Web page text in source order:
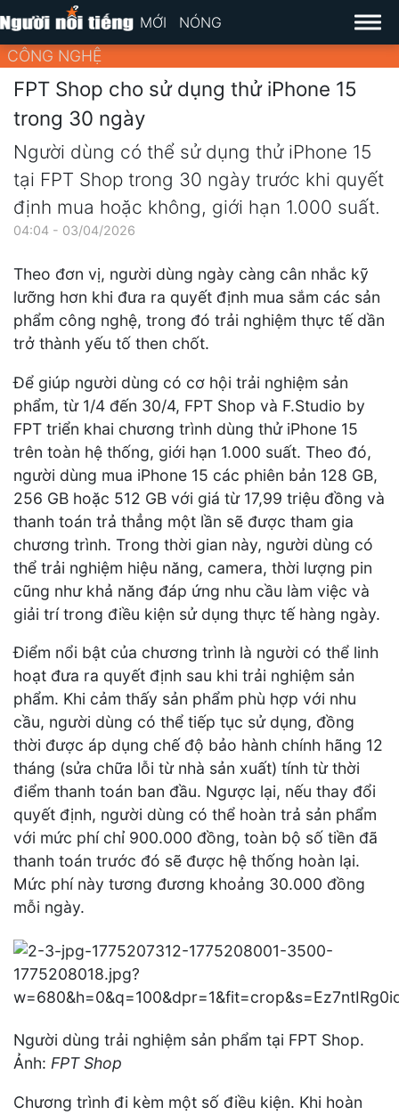
MỚI NÓNG
CÔNG NGHỆ
FPT Shop cho sử dụng thử iPhone 15
trong 30 ngày
Người dùng có thể sử dụng thử iPhone 15
tại FPT Shop trong 30 ngày trước khi quyết
định mua hoặc không, giới hạn 1.000 suất.
04:04 - 03/04/2026
Theo đơn vị, người dùng ngày càng cân nhắc kỹ
lưỡng hơn khi đưa ra quyết định mua sắm các sản
phẩm công nghệ, trong đó trải nghiệm thực tế dần
trở thành yếu tố then chốt.
Để giúp người dùng có cơ hội trải nghiệm sản
phẩm, từ 1/4 đến 30/4, FPT Shop và F.Studio by
FPT triển khai chương trình dùng thử iPhone 15
trên toàn hệ thống, giới hạn 1.000 suất. Theo đó,
người dùng mua iPhone 15 các phiên bản 128 GB,
256 GB hoặc 512 GB với giá từ 17,99 triệu đồng và
thanh toán trả thẳng một lần sẽ được tham gia
chương trình. Trong thời gian này, người dùng có
thể trải nghiệm hiệu năng, camera, thời lượng pin
cũng như khả năng đáp ứng nhu cầu làm việc và
giải trí trong điều kiện sử dụng thực tế hàng ngày.
Điểm nổi bật của chương trình là người có thể linh
hoạt đưa ra quyết định sau khi trải nghiệm sản
phẩm. Khi cảm thấy sản phẩm phù hợp với nhu
cầu, người dùng có thể tiếp tục sử dụng, đồng
thời được áp dụng chế độ bảo hành chính hãng 12
tháng (sửa chữa lỗi từ nhà sản xuất) tính từ thời
điểm thanh toán ban đầu. Ngược lại, nếu thay đổi
quyết định, người dùng có thể hoàn trả sản phẩm
với mức phí chỉ 900.000 đồng, toàn bộ số tiền đã
thanh toán trước đó sẽ được hệ thống hoàn lại.
Mức phí này tương đương khoảng 30.000 đồng
mỗi ngày.
Người dùng trải nghiệm sản phẩm tại FPT Shop.
Ảnh: FPT Shop
Chương trình đi kèm một số điều kiện. Khi hoàn